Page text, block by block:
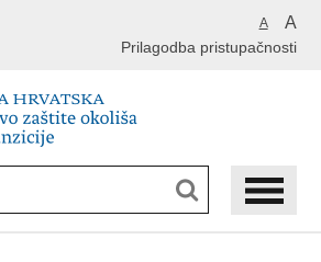
A A
Prilagodba pristupačnosti